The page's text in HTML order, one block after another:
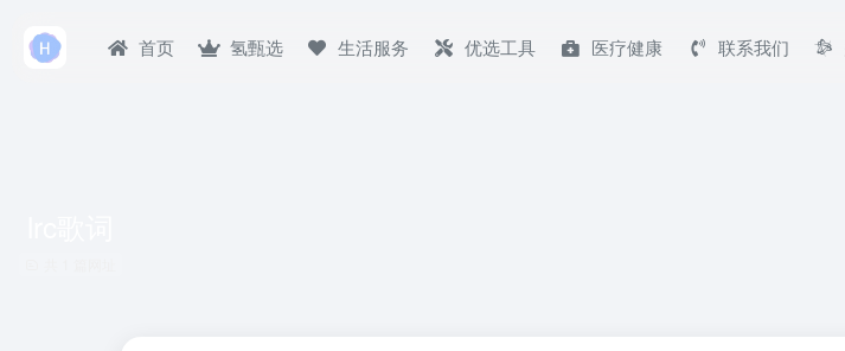
首页 氢甄选 生活服务 优选工具 医疗健康 联系我们